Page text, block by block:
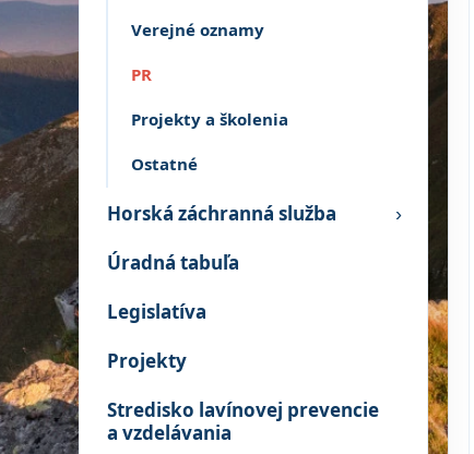
Verejné oznamy
PR
Projekty a školenia
Ostatné
Horská záchranná služba ›
Úradná tabuľa
Legislatíva
Projekty
Stredisko lavínovej prevencie
a vzdelávania